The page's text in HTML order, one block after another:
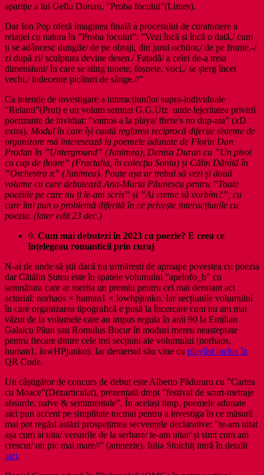
apariție a lui Gellu Dorian, ”Proba focului”(Limes).
Dar Ion Pop oferă imaginea finală a procesului de curatoriere a
relației cu natura în ”Proba focului”: ”Vezi încă și încă o dată,/ cum
ți se adâncesc dungile/ de pe obraji, din jurul ochilor,/ de pe frunte,-/
zi după zi/ sculptura devine desen./ Fațadă/ a celei de-a treia
dimensiuni/ în care se sting tunete, foșnete, voci,/ se șterg încet
vechi,/ indecente picături de sânge.//”
Ca intenție de investigare a interacțiunilor supra-individuale
”Relanti”(Prut) e un volum semnat G.G.Utz unde lejeritatea privirii
poetizante de invidiat: ”vamos a la playa/ there’s no dup-aia” (xD
extra). Modul în care își caută reglarea reciprocă diferite sisteme de
organizare mă interesează la poemele adunate de Florin Dan
Prodan în ”Unterground” (Junimea), Denisa Duran cu ”Un pisoi
cu cap de floare” (Fractalia, în colecția Sonia) și Călin Dănilă în
”Orchestra π” (Junimea). Poate așa ar trebui să vezi și două
volume cu care debutează Ana-Maria Păunescu pentru ”Toate
poeziile pe care nu ți le-am scris” și ”Ai vreme să vorbim?”, cu
care îmi pun o problemă diferită în ce privește interacțiunile cu
poezia. (later edit 23 dec.)
9. Cum mai debutezi în 2023 cu poezie? E ceea ce
înțelegeau romanticii prin curaj
N-ai de unde să știi dacă nu urmărești de aproape povestea cu poezia
dar Cătălin Șuteu este în spatele volumului ”apelofo_b” cu
semnătura care ar merita un premiu pentru cel mai derutant act
actorial: norhaos × human1 × lowhpjunko. Iar secțiunile volumului
în care organizarea tipografică e pusă la încercare cum nu am mai
văzut de la volumele care au impus regula în anii 90 la Emilian
Galaicu Păun sau Romulus Bucur în moduri mereu neașteptate
pentru fiecare dintre cele trei secțiuni ale volumului (norhaos,
human1, lowHPjunko). Iar demersul său vine cu playlist inclus în
QR Code.
Un câștigător de concurs de debut este Alberto Păduraru cu ”Cartea
cu Moace”(Dezarticulat), prezentată drept ”festival de scurt-metraje
absurde, naive & sentimentale”. În același timp, poemele adunate
aici pun accent pe simplitate tocmai pentru a investiga în ce măsură
mai pot regăsi astăzi prospețimea secvențele declarative: ”te-am uitat
așa cum ai uita/ versurile de la serbare/ te-am uitat/ și simt cum am
crescut/ un pic mai mare//” (amnezie). Iulia Stoichiț intră în detalii
aici.